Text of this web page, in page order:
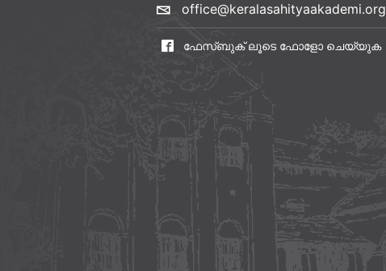
office@keralasahityaakademi.org
ഫേസ്ബുക് ലൂടെ ഫോളോ ചെയ്യുക